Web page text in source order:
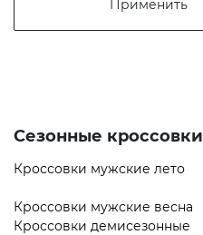
Применить
Сезонные кроссовки
Кроссовки мужские лето
Кроссовки мужские весна
Кроссовки демисезонные